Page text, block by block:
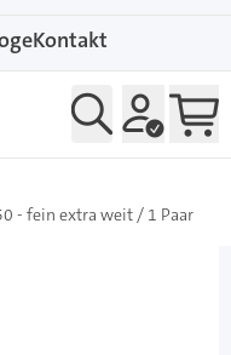
Kontakt
- fein extra weit / 1 Paar